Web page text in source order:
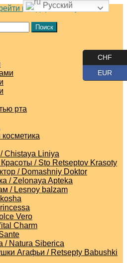
к содержимому
Поиск
рта
Chistaya Liniya
/ Sto Retseptov Krasoty
/ Domashniy Doktor
/ Zelonaya Apteka
/ Lesnoy balzam
Vero
Charm
/ Natura Siberica
Агафьи / Retsepty Babushki
Русский
CHF
EUR